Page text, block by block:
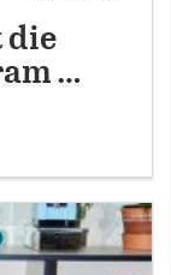
die
…